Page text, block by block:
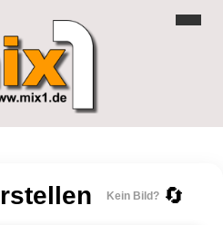
Kein Bild? 🔄